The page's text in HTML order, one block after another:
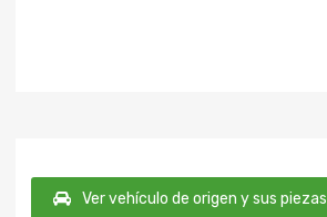
Ver vehículo de origen y sus piezas